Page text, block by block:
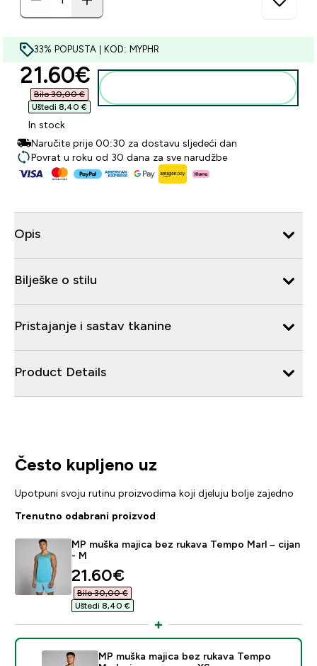
33% POPUSTA | KOD: MYPHR
discounted price
21.60€‎
Bilo 30,00 €‎
Uštedi 8,40 €‎
In stock
Naručite prije 00:30 za dostavu sljedeći dan
Povrat u roku od 30 dana za sve narudžbe
Opis
Bilješke o stilu
Pristajanje i sastav tkanine
Product Details
Često kupljeno uz
Upotpuni svoju rutinu proizvodima koji djeluju bolje zajedno
Trenutno odabrani proizvod
MP muška majica bez rukava Tempo Marl – cijan
- M
discounted price
21.60€‎
Bilo 30,00 €‎
Uštedi 8,40 €‎
MP muška majica bez rukava Tempo